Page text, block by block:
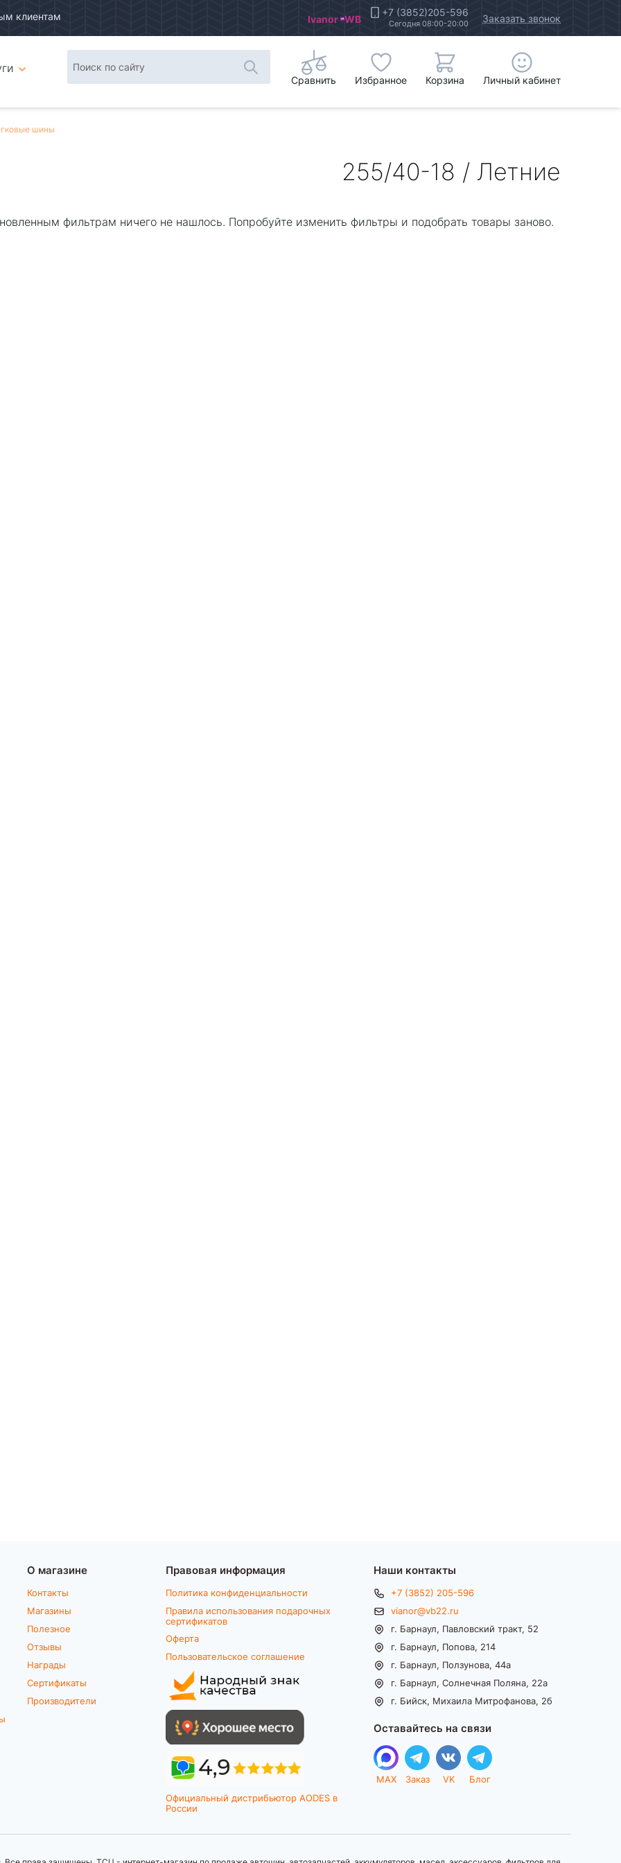
клиентам Ivanor WB +7 (3852)205-596
Сегодня 08:00-20:00 Заказать звонок
Сравнить Избранное Корзина Личный кабинет
шины
255/40-18 / Летние
фильтрам ничего не нашлось. Попробуйте изменить фильтры и подобрать товары заново.
О магазине
Контакты
Магазины
Полезное
Отзывы
Награды
Сертификаты
Производители
Правовая информация
Политика конфиденциальности
Правила использования подарочных
сертификатов
Оферта
Пользовательское соглашение
Официальный дистрибьютор AODES в
России
Наши контакты
+7 (3852) 205-596
vianor@vb22.ru
г. Барнаул, Павловский тракт, 52
г. Барнаул, Попова, 214
г. Барнаул, Ползунова, 44а
г. Барнаул, Солнечная Поляна, 22а
г. Бийск, Михаила Митрофанова, 2б
Оставайтесь на связи
MAX Заказ VK Блог